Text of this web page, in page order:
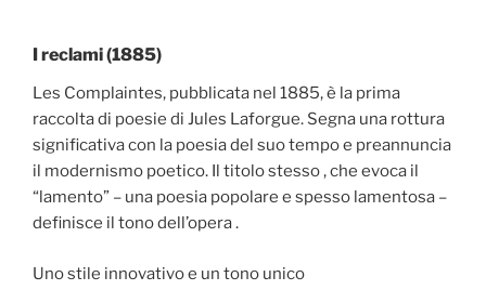
I reclami (1885)
Les Complaintes, pubblicata nel 1885, è la prima
raccolta di poesie di Jules Laforgue. Segna una rottura
significativa con la poesia del suo tempo e preannuncia
il modernismo poetico. Il titolo stesso , che evoca il
“lamento” – una poesia popolare e spesso lamentosa –
definisce il tono dell’opera .
Uno stile innovativo e un tono unico